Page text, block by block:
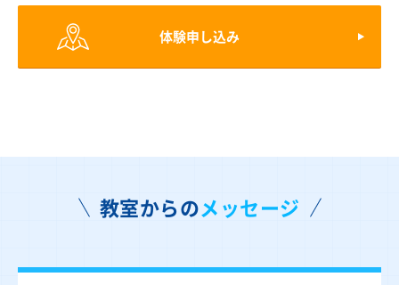
体験申し込み
教室からのメッセージ